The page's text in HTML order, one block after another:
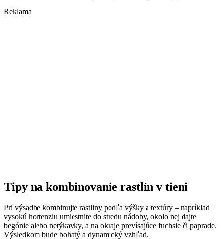
Reklama
Tipy na kombinovanie rastlín v tieni
Pri výsadbe kombinujte rastliny podľa výšky a textúry – napríklad
vysokú hortenziu umiestnite do stredu nádoby, okolo nej dajte
begónie alebo netýkavky, a na okraje prevísajúce fuchsie či paprade.
Výsledkom bude bohatý a dynamický vzhľad.